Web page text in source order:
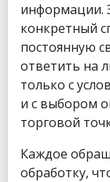
информации.
конкретный
постоянную
ответить на
только с
и с выбором
торговой
Каждое
обработку,